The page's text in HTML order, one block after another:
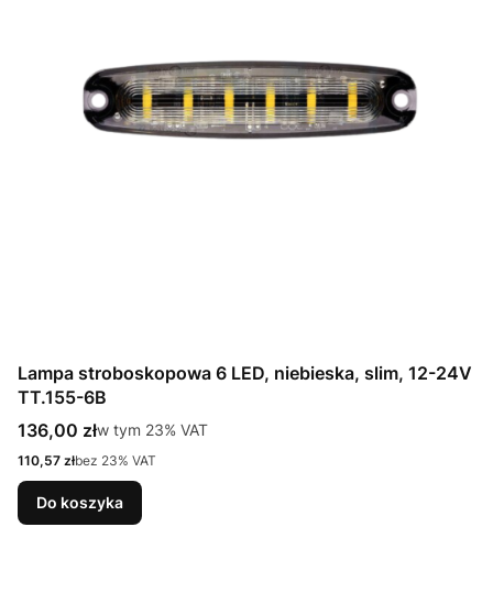
Lampa stroboskopowa 6 LED, niebieska, slim, 12-24V
TT.155-6B
Cena brutto
136,00 złw tym %s VAT
w tym 23% VAT
Cena netto
110,57 złbez 23% VAT
Do koszyka